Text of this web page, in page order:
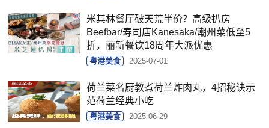
米其林餐厅破天荒半价？高级扒房
Beefbar/寿司店Kanesaka/潮州菜低至5
折，丽新餐饮18周年大派优惠
粤港美食 2025-07-01
荷兰菜名厨教煮荷兰炸肉丸，4招秘诀示
范荷兰经典小吃
粤港美食 2025-06-29